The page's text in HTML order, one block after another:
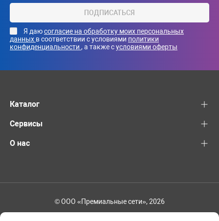
ПОДПИСАТЬСЯ
Я даюсогласие на обработку моих персональных
данных в соответствии с условиями политики
конфиденциальности , а также сусловиями оферты
Каталог
Сервисы
О нас
© ООО «Премиальные сети», 2026